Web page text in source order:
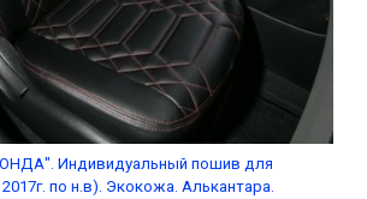
Индивидуальный пошив для
по н.в). Экокожа. Алькантара.